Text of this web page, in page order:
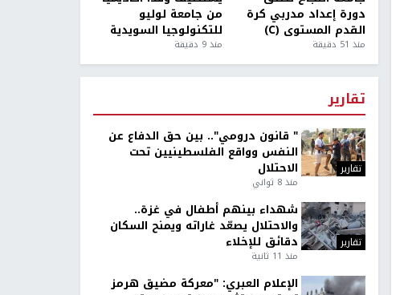
دورة إعداد مدربي كرة
القدم المستوى (C)
منذ 51 دقيقة
من جامعة لوليو
للتكنولوجيا السويدية
منذ 9 دقيقة
تقارير
تقارير
" قانون درومي".. بين حق الدفاع عن
النفس وواقع الفلسطينيين تحت
الاحتلال
منذ 8 ثواني
تقارير
شهداء بينهم أطفال في غزة..
والاحتلال يصعّد غاراته ويمنح السكان
دقائق للإخلاء
منذ 11 ثانية
الإعلام العبري: "معركة مضيق هرمز